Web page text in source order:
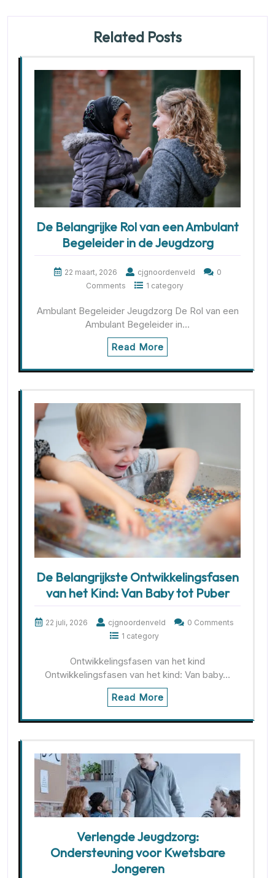
Related Posts
De Belangrijke Rol van een Ambulant
Begeleider in de Jeugdzorg
22 maart, 2026 cjgnoordenveld
0
Comments
1 category
Ambulant Begeleider Jeugdzorg De Rol van een
Ambulant Begeleider in…
Read More
De Belangrijkste Ontwikkelingsfasen
van het Kind: Van Baby tot Puber
22 juli, 2026 cjgnoordenveld
0 Comments
1 category
Ontwikkelingsfasen van het kind
Ontwikkelingsfasen van het kind: Van baby…
Read More
Verlengde Jeugdzorg:
Ondersteuning voor Kwetsbare
Jongeren